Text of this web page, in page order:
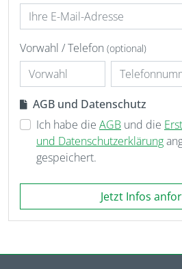
Vorwahl / Telefon (optional)
AGB und Datenschutz
Ich habe die AGB und die
und Datenschutzerklärung
gespeichert.
Jetzt Infos